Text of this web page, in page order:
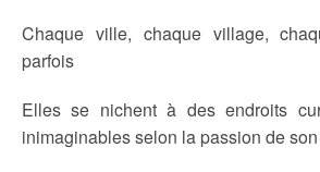
Chaque ville, chaque village,
parfois
Elles se nichent à des endroits
inimaginables selon la passion de